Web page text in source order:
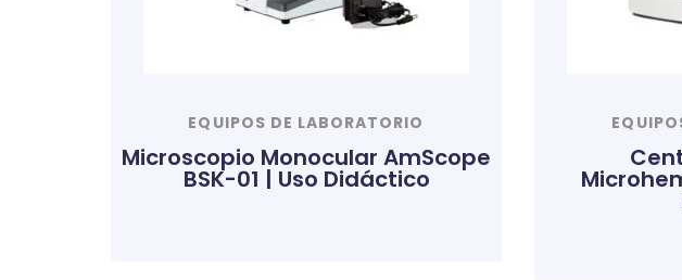
EQUIPOS DE LABORATORIO
Microscopio Monocular AmScope
BSK-01 | Uso Didáctico